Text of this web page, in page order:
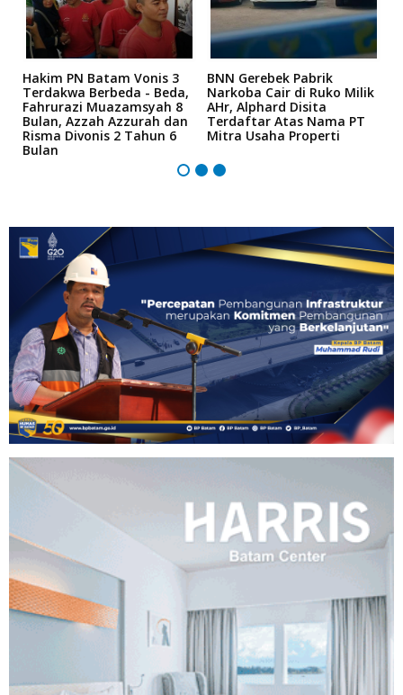
Hakim PN Batam Vonis 3
Terdakwa Berbeda - Beda,
Fahrurazi Muazamsyah 8
Bulan, Azzah Azzurah dan
Risma Divonis 2 Tahun 6
Bulan
BNN Gerebek Pabrik
Narkoba Cair di Ruko Milik
AHr, Alphard Disita
Terdaftar Atas Nama PT
Mitra Usaha Properti